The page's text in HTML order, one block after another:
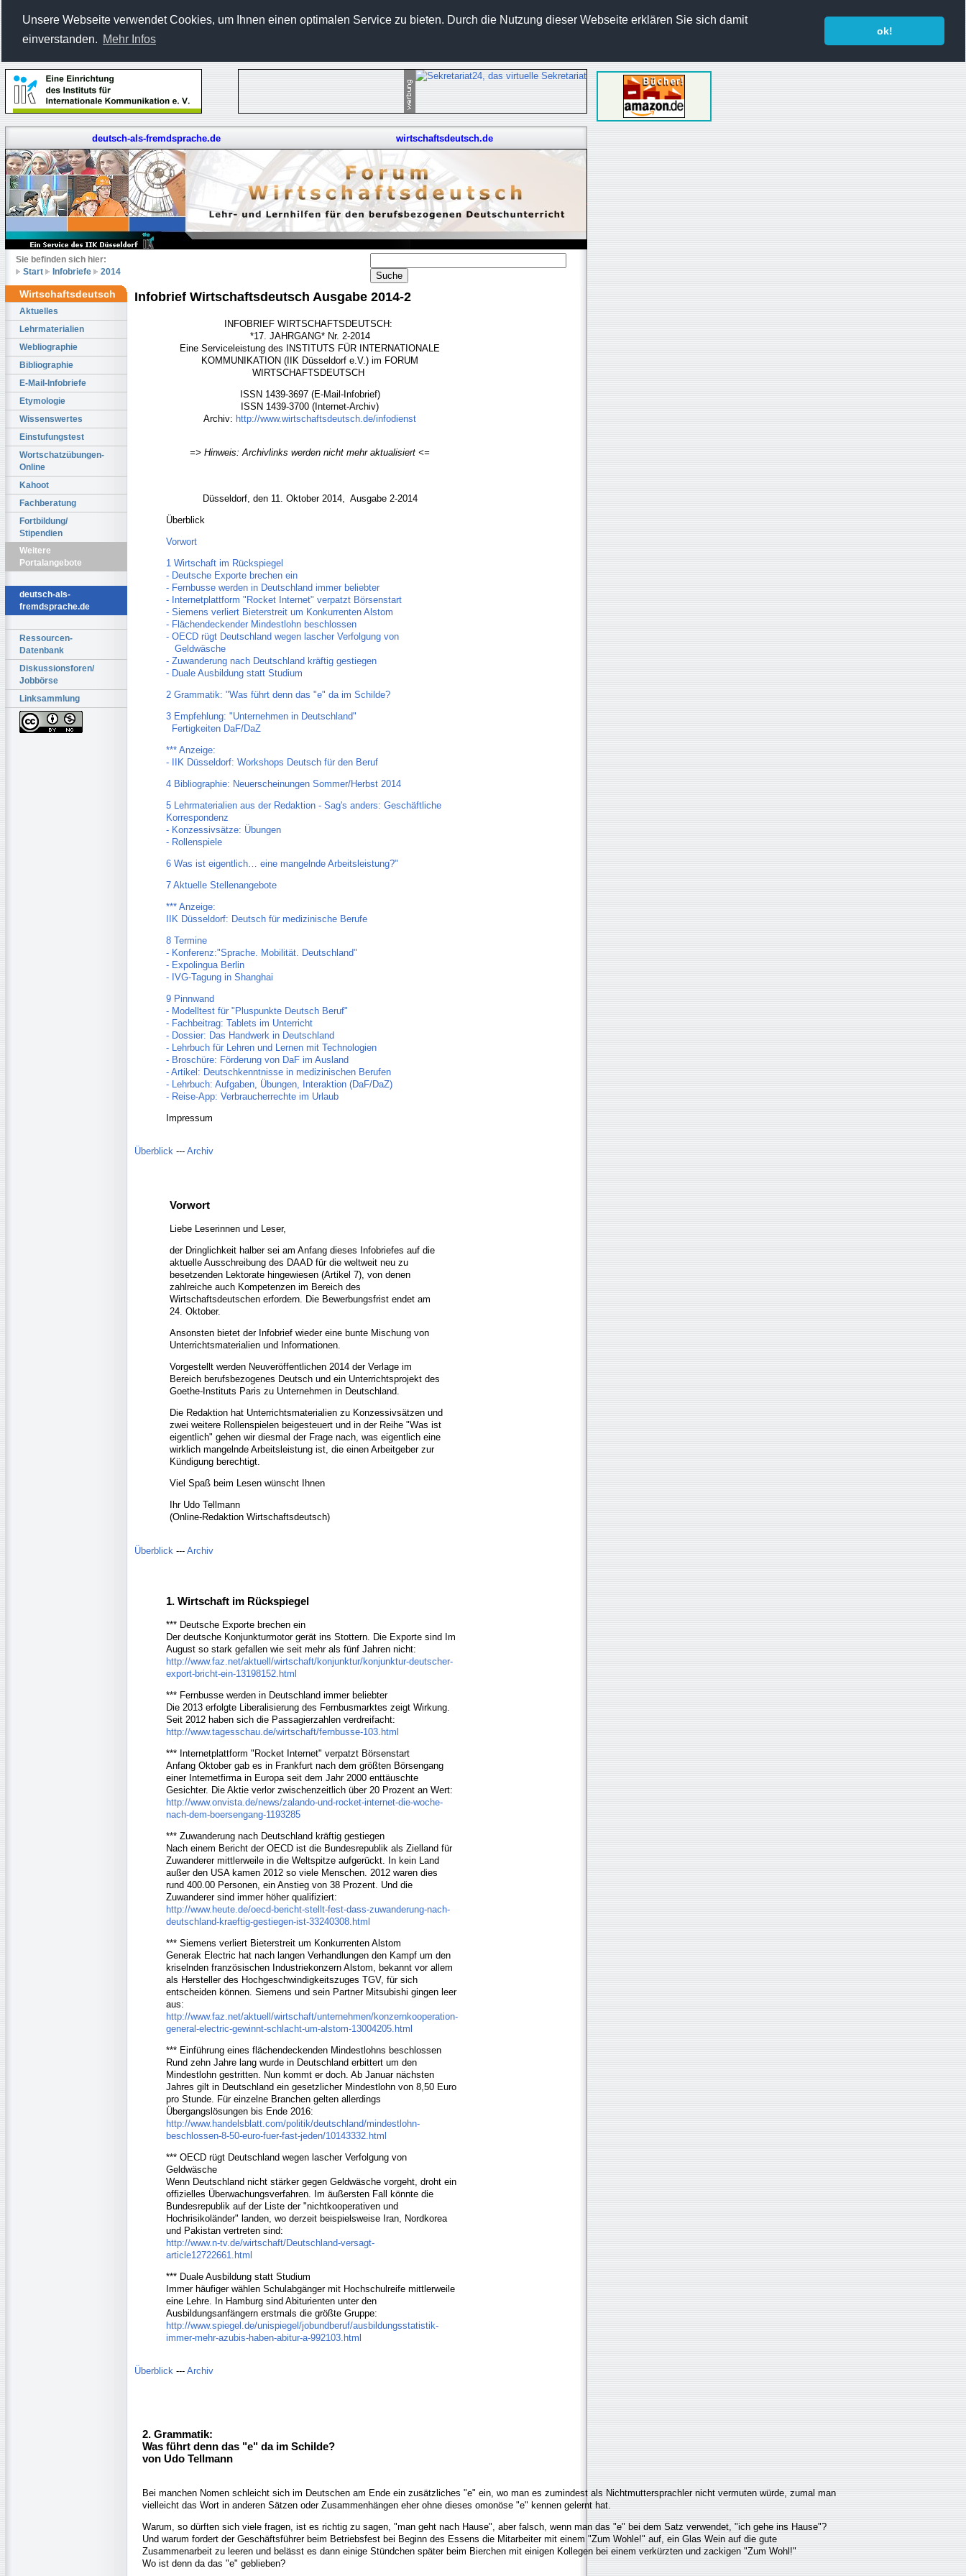
Unsere Webseite verwendet Cookies, um Ihnen einen optimalen Service zu bieten. Durch die Nutzung dieser Webseite erklären Sie sich damit
einverstanden. Mehr Infos
ok!
deutsch-als-fremdsprache.de wirtschaftsdeutsch.de
Sie befinden sich hier:
Start
Infobriefe 2014
Wirtschaftsdeutsch
Aktuelles
Lehrmaterialien
Webliographie
Bibliographie
E-Mail-Infobriefe
Etymologie
Wissenswertes
Einstufungstest
Wortschatzübungen-
Online
Kahoot
Fachberatung
Fortbildung/
Stipendien
Weitere
Portalangebote
deutsch-als-
fremdsprache.de
Ressourcen-
Datenbank
Diskussionsforen/
Jobbörse
Linksammlung
Infobrief Wirtschaftsdeutsch Ausgabe 2014-2
INFOBRIEF WIRTSCHAFTSDEUTSCH:
*17. JAHRGANG* Nr. 2-2014
Eine Serviceleistung des INSTITUTS FÜR INTERNATIONALE
KOMMUNIKATION (IIK Düsseldorf e.V.) im FORUM
WIRTSCHAFTSDEUTSCH
ISSN 1439-3697 (E-Mail-Infobrief)
ISSN 1439-3700 (Internet-Archiv)
Archiv: http://www.wirtschaftsdeutsch.de/infodienst
=> Hinweis: Archivlinks werden nicht mehr aktualisiert <=
Düsseldorf, den 11. Oktober 2014, Ausgabe 2-2014
Überblick
Vorwort
1 Wirtschaft im Rückspiegel
- Deutsche Exporte brechen ein
- Fernbusse werden in Deutschland immer beliebter
- Internetplattform "Rocket Internet" verpatzt Börsenstart
- Siemens verliert Bieterstreit um Konkurrenten Alstom
- Flächendeckender Mindestlohn beschlossen
- OECD rügt Deutschland wegen lascher Verfolgung von
Geldwäsche
- Zuwanderung nach Deutschland kräftig gestiegen
- Duale Ausbildung statt Studium
2 Grammatik: "Was führt denn das "e" da im Schilde?
3 Empfehlung: "Unternehmen in Deutschland"
Fertigkeiten DaF/DaZ
*** Anzeige:
- IIK Düsseldorf: Workshops Deutsch für den Beruf
4 Bibliographie: Neuerscheinungen Sommer/Herbst 2014
5 Lehrmaterialien aus der Redaktion - Sag's anders: Geschäftliche
Korrespondenz
- Konzessivsätze: Übungen
- Rollenspiele
6 Was ist eigentlich… eine mangelnde Arbeitsleistung?"
7 Aktuelle Stellenangebote
*** Anzeige:
IIK Düsseldorf: Deutsch für medizinische Berufe
8 Termine
- Konferenz:"Sprache. Mobilität. Deutschland"
- Expolingua Berlin
- IVG-Tagung in Shanghai
9 Pinnwand
- Modelltest für "Pluspunkte Deutsch Beruf"
- Fachbeitrag: Tablets im Unterricht
- Dossier: Das Handwerk in Deutschland
- Lehrbuch für Lehren und Lernen mit Technologien
- Broschüre: Förderung von DaF im Ausland
- Artikel: Deutschkenntnisse in medizinischen Berufen
- Lehrbuch: Aufgaben, Übungen, Interaktion (DaF/DaZ)
- Reise-App: Verbraucherrechte im Urlaub
Impressum
Überblick --- Archiv
Vorwort
Liebe Leserinnen und Leser,
der Dringlichkeit halber sei am Anfang dieses Infobriefes auf die
aktuelle Ausschreibung des DAAD für die weltweit neu zu
besetzenden Lektorate hingewiesen (Artikel 7), von denen
zahlreiche auch Kompetenzen im Bereich des
Wirtschaftsdeutschen erfordern. Die Bewerbungsfrist endet am
24. Oktober.
Ansonsten bietet der Infobrief wieder eine bunte Mischung von
Unterrichtsmaterialien und Informationen.
Vorgestellt werden Neuveröffentlichen 2014 der Verlage im
Bereich berufsbezogenes Deutsch und ein Unterrichtsprojekt des
Goethe-Instituts Paris zu Unternehmen in Deutschland.
Die Redaktion hat Unterrichtsmaterialien zu Konzessivsätzen und
zwei weitere Rollenspielen beigesteuert und in der Reihe "Was ist
eigentlich" gehen wir diesmal der Frage nach, was eigentlich eine
wirklich mangelnde Arbeitsleistung ist, die einen Arbeitgeber zur
Kündigung berechtigt.
Viel Spaß beim Lesen wünscht Ihnen
Ihr Udo Tellmann
(Online-Redaktion Wirtschaftsdeutsch)
Überblick --- Archiv
1. Wirtschaft im Rückspiegel
*** Deutsche Exporte brechen ein
Der deutsche Konjunkturmotor gerät ins Stottern. Die Exporte sind Im
August so stark gefallen wie seit mehr als fünf Jahren nicht:
http://www.faz.net/aktuell/wirtschaft/konjunktur/konjunktur-deutscher-
export-bricht-ein-13198152.html
*** Fernbusse werden in Deutschland immer beliebter
Die 2013 erfolgte Liberalisierung des Fernbusmarktes zeigt Wirkung.
Seit 2012 haben sich die Passagierzahlen verdreifacht:
http://www.tagesschau.de/wirtschaft/fernbusse-103.html
*** Internetplattform "Rocket Internet" verpatzt Börsenstart
Anfang Oktober gab es in Frankfurt nach dem größten Börsengang
einer Internetfirma in Europa seit dem Jahr 2000 enttäuschte
Gesichter. Die Aktie verlor zwischenzeitlich über 20 Prozent an Wert:
http://www.onvista.de/news/zalando-und-rocket-internet-die-woche-
nach-dem-boersengang-1193285
*** Zuwanderung nach Deutschland kräftig gestiegen
Nach einem Bericht der OECD ist die Bundesrepublik als Zielland für
Zuwanderer mittlerweile in die Weltspitze aufgerückt. In kein Land
außer den USA kamen 2012 so viele Menschen. 2012 waren dies
rund 400.00 Personen, ein Anstieg von 38 Prozent. Und die
Zuwanderer sind immer höher qualifiziert:
http://www.heute.de/oecd-bericht-stellt-fest-dass-zuwanderung-nach-
deutschland-kraeftig-gestiegen-ist-33240308.html
*** Siemens verliert Bieterstreit um Konkurrenten Alstom
Generak Electric hat nach langen Verhandlungen den Kampf um den
kriselnden französischen Industriekonzern Alstom, bekannt vor allem
als Hersteller des Hochgeschwindigkeitszuges TGV, für sich
entscheiden können. Siemens und sein Partner Mitsubishi gingen leer
aus:
http://www.faz.net/aktuell/wirtschaft/unternehmen/konzernkooperation-
general-electric-gewinnt-schlacht-um-alstom-13004205.html
*** Einführung eines flächendeckenden Mindestlohns beschlossen
Rund zehn Jahre lang wurde in Deutschland erbittert um den
Mindestlohn gestritten. Nun kommt er doch. Ab Januar nächsten
Jahres gilt in Deutschland ein gesetzlicher Mindestlohn von 8,50 Euro
pro Stunde. Für einzelne Branchen gelten allerdings
Übergangslösungen bis Ende 2016:
http://www.handelsblatt.com/politik/deutschland/mindestlohn-
beschlossen-8-50-euro-fuer-fast-jeden/10143332.html
*** OECD rügt Deutschland wegen lascher Verfolgung von
Geldwäsche
Wenn Deutschland nicht stärker gegen Geldwäsche vorgeht, droht ein
offizielles Überwachungsverfahren. Im äußersten Fall könnte die
Bundesrepublik auf der Liste der "nichtkooperativen und
Hochrisikoländer" landen, wo derzeit beispielsweise Iran, Nordkorea
und Pakistan vertreten sind:
http://www.n-tv.de/wirtschaft/Deutschland-versagt-
article12722661.html
*** Duale Ausbildung statt Studium
Immer häufiger wählen Schulabgänger mit Hochschulreife mittlerweile
eine Lehre. In Hamburg sind Abiturienten unter den
Ausbildungsanfängern erstmals die größte Gruppe:
http://www.spiegel.de/unispiegel/jobundberuf/ausbildungsstatistik-
immer-mehr-azubis-haben-abitur-a-992103.html
Überblick --- Archiv
2. Grammatik:
Was führt denn das "e" da im Schilde?
von Udo Tellmann
Bei manchen Nomen schleicht sich im Deutschen am Ende ein zusätzliches "e" ein, wo man es zumindest als Nichtmuttersprachler nicht vermuten würde, zumal man
vielleicht das Wort in anderen Sätzen oder Zusammenhängen eher ohne dieses omonöse "e" kennen gelernt hat.
Warum, so dürften sich viele fragen, ist es richtig zu sagen, "man geht nach Hause", aber falsch, wenn man das "e" bei dem Satz verwendet, "ich gehe ins Hause"?
Und warum fordert der Geschäftsführer beim Betriebsfest bei Beginn des Essens die Mitarbeiter mit einem "Zum Wohle!" auf, ein Glas Wein auf die gute
Zusammenarbeit zu leeren und belässt es dann einige Stündchen später beim Bierchen mit einigen Kollegen bei einem verkürzten und zackigen "Zum Wohl!"
Wo ist denn da das "e" geblieben?